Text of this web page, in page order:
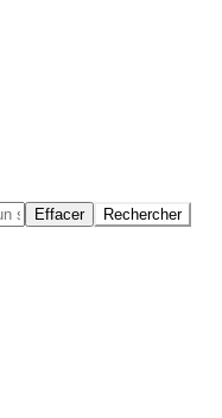
Effacer Rechercher